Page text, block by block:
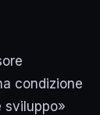
condizione
sviluppo»